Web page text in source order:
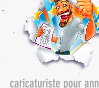
caricaturiste pour